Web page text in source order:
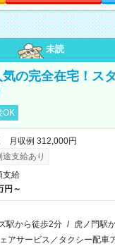
未読
の完全在宅！ス
OK
月収例 312,000円
支給あり
支給
円～
駅から徒歩2分 / 虎ノ門駅
アサービス／タクシー配車